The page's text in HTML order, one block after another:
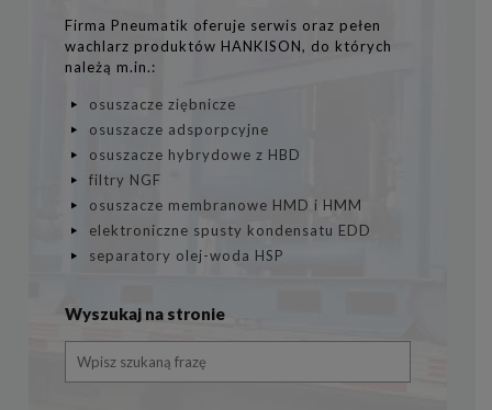
Firma Pneumatik oferuje serwis oraz pełen
wachlarz produktów HANKISON, do których
należą m.in.:
osuszacze ziębnicze
osuszacze adsporpcyjne
osuszacze hybrydowe z HBD
filtry NGF
osuszacze membranowe HMD i HMM
elektroniczne spusty kondensatu EDD
separatory olej-woda HSP
Wyszukaj na stronie